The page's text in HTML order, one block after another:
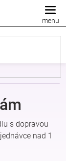
s dopravou
nad 1